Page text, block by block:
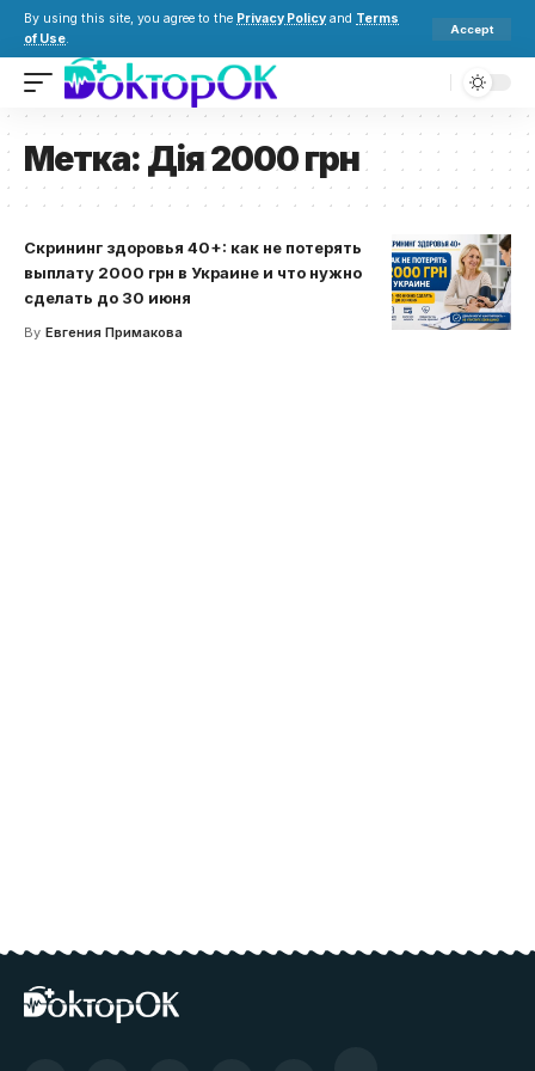
By using this site, you agree to the Privacy Policy and Terms
of Use.
Accept
Метка: Дія 2000 грн
Скрининг здоровья 40+: как не потерять
выплату 2000 грн в Украине и что нужно
сделать до 30 июня
By Евгения Примакова